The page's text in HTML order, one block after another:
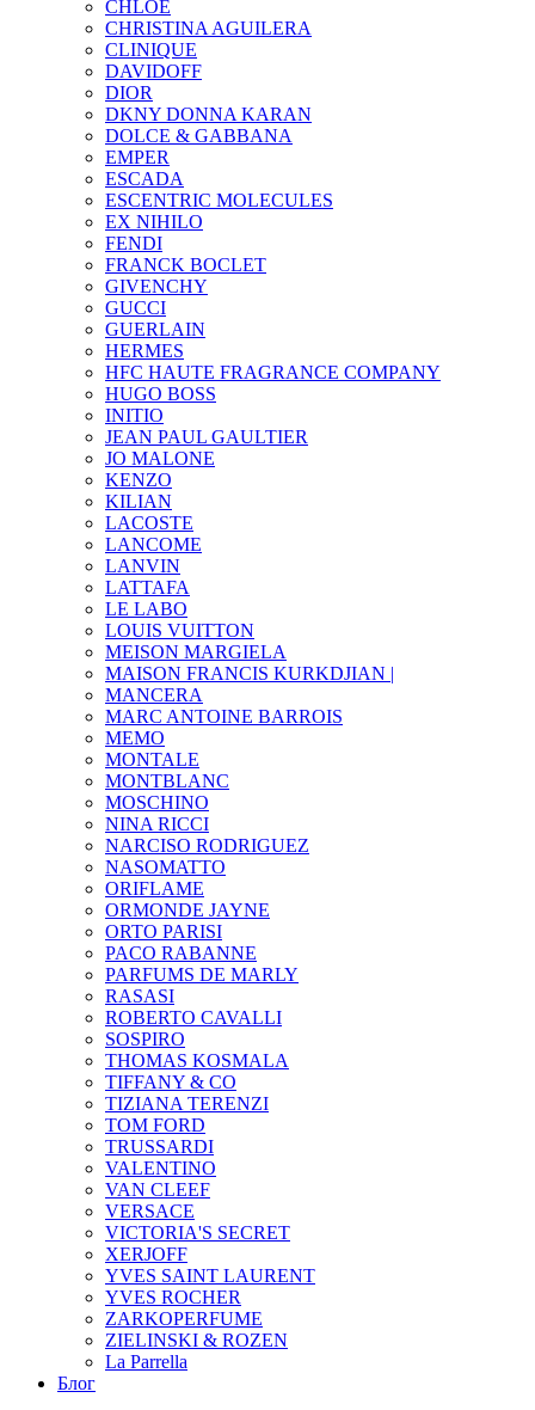
CHLOE
CHRISTINA AGUILERA
CLINIQUE
DAVIDOFF
DIOR
DKNY DONNA KARAN
DOLCE & GABBANA
EMPER
ESCADA
ESCENTRIC MOLECULES
EX NIHILO
FENDI
FRANCK BOCLET
GIVENCHY
GUCCI
GUERLAIN
HERMES
HFC HAUTE FRAGRANCE COMPANY
HUGO BOSS
INITIO
JEAN PAUL GAULTIER
JO MALONE
KENZO
KILIAN
LACOSTE
LANCOME
LANVIN
LATTAFA
LE LABO
LOUIS VUITTON
MEISON MARGIELA
MAISON FRANCIS KURKDJIAN |
MANCERA
MARC ANTOINE BARROIS
MEMO
MONTALE
MONTBLANC
MOSCHINO
NINA RICCI
NARCISO RODRIGUEZ
NASOMATTO
ORIFLAME
ORMONDE JAYNE
ORTO PARISI
PACO RABANNE
PARFUMS DE MARLY
RASASI
ROBERTO CAVALLI
SOSPIRO
THOMAS KOSMALA
TIFFANY & CO
TIZIANA TERENZI
TOM FORD
TRUSSARDI
VALENTINO
VAN CLEEF
VERSACE
VICTORIA'S SECRET
XERJOFF
YVES SAINT LAURENT
YVES ROCHER
ZARKOPERFUME
ZIELINSKI & ROZEN
La Parrella
Блог